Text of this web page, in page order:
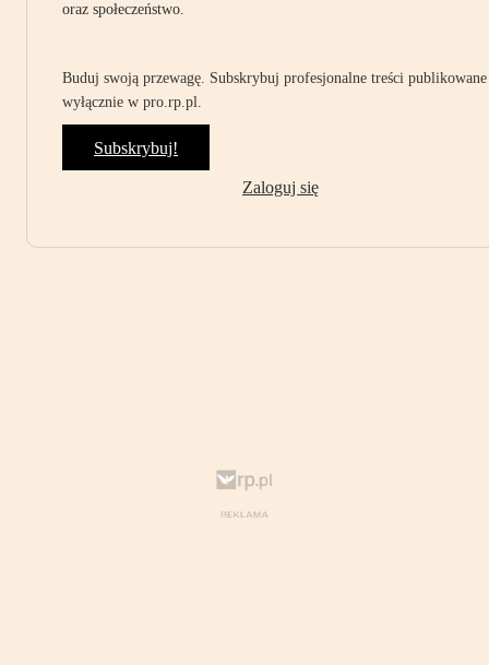
oraz społeczeństwo.
Buduj swoją przewagę. Subskrybuj profesjonalne treści publikowane
wyłącznie w pro.rp.pl.
Subskrybuj!
Zaloguj się